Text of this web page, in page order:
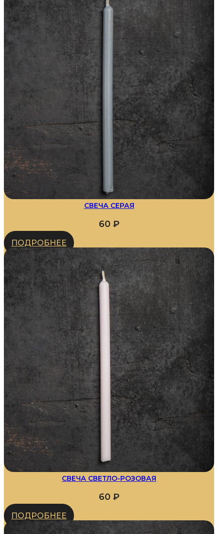
СВЕЧА СЕРАЯ
60 ₽
ПОДРОБНЕЕ
СВЕЧА СВЕТЛО-РОЗОВАЯ
60 ₽
ПОДРОБНЕЕ